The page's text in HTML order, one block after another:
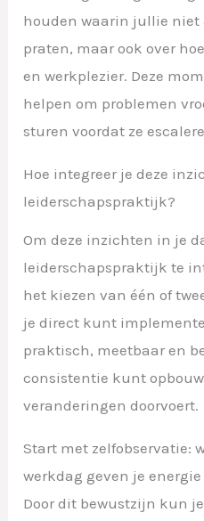
houden waarin jullie niet
praten, maar ook over
en werkplezier. Deze
helpen om problemen
sturen voordat ze
Hoe integreer je deze
leiderschapspraktijk?
Om deze inzichten in je
leiderschapspraktijk te
het kiezen van één of
je direct kunt
praktisch, meetbaar en
consistentie kunt
veranderingen doorvoert.
Start met zelfobservatie:
werkdag geven je
Door dit bewustzijn kun